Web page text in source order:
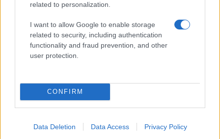
related to personalization.
I want to allow Google to enable storage
related to security, including authentication
functionality and fraud prevention, and other
user protection.
CONFIRM
Data Deletion Data Access Privacy Policy
k p
Meteo Olbia 9 agosto, temperature in calo
va avanti: “Sicilia, ci sono”
Jovanotti, Gabry Ponte e Alfa: Olbia ombelico del
mondo per una notte